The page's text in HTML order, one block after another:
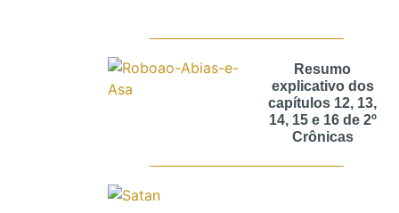
Resumo
explicativo dos
capítulos 12, 13,
14, 15 e 16 de 2º
Crônicas